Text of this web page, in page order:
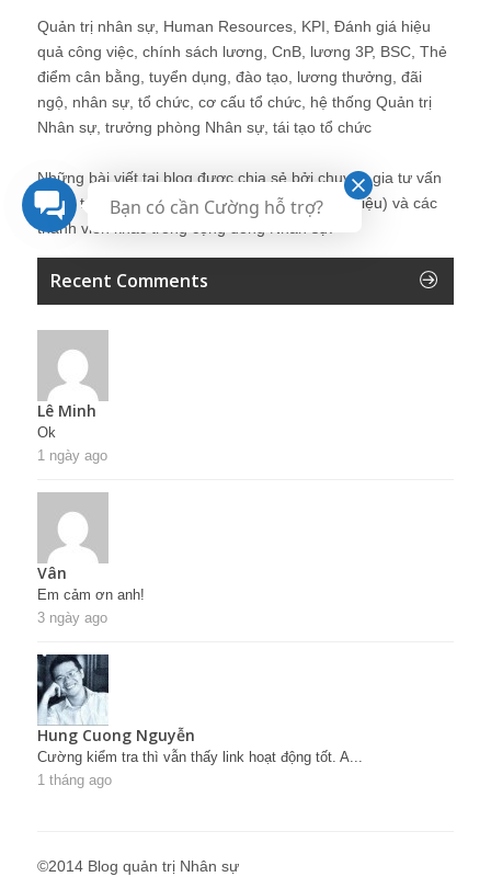
Quản trị nhân sự, Human Resources, KPI, Đánh giá hiệu
quả công việc, chính sách lương, CnB, lương 3P, BSC, Thẻ
điểm cân bằng, tuyển dụng, đào tạo, lương thưởng, đãi
ngộ, nhân sự, tổ chức, cơ cấu tổ chức, hệ thống Quản trị
Nhân sự, trưởng phòng Nhân sự, tái tạo tổ chức
Những bài viết tại blog được chia sẻ bởi chuyên gia tư vấn
Quản trị Nhân sự Nguyễn Hùng Cường (giới thiệu) và các
thành viên khác trong cộng đồng Nhân sự.
Recent Comments
Lê Minh
Ok
1 ngày ago
Vân
Em cảm ơn anh!
3 ngày ago
Hung Cuong Nguyễn
Cường kiểm tra thì vẫn thấy link hoạt động tốt. A...
1 tháng ago
©2014 Blog quản trị Nhân sự
Bạn có cần Cường hỗ trợ?